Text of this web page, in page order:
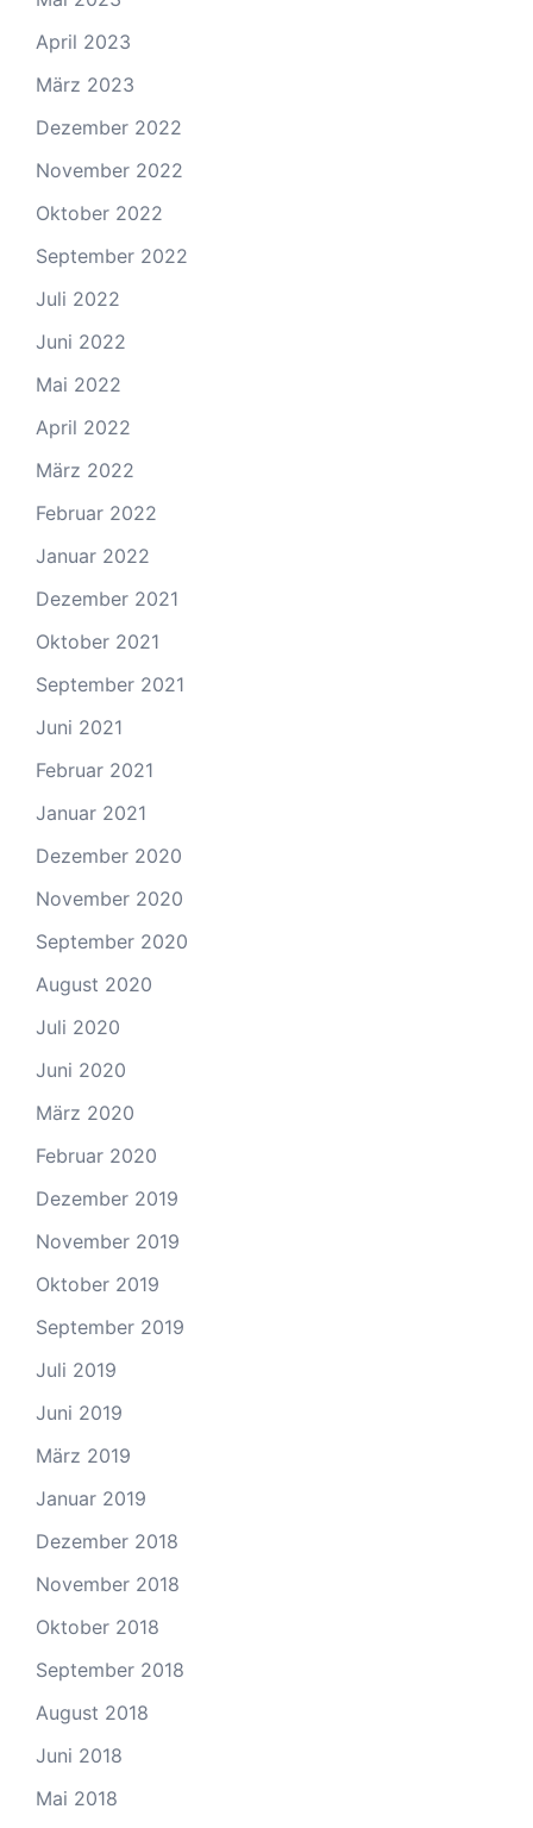
April 2023
März 2023
Dezember 2022
November 2022
Oktober 2022
September 2022
Juli 2022
Juni 2022
Mai 2022
April 2022
März 2022
Februar 2022
Januar 2022
Dezember 2021
Oktober 2021
September 2021
Juni 2021
Februar 2021
Januar 2021
Dezember 2020
November 2020
September 2020
August 2020
Juli 2020
Juni 2020
März 2020
Februar 2020
Dezember 2019
November 2019
Oktober 2019
September 2019
Juli 2019
Juni 2019
März 2019
Januar 2019
Dezember 2018
November 2018
Oktober 2018
September 2018
August 2018
Juni 2018
Mai 2018